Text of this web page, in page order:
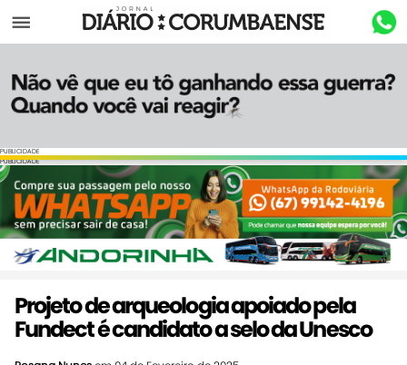
Menu
PUBLICIDADE
PUBLICIDADE
Projeto de arqueologia apoiado pela
Fundect é candidato a selo da Unesco